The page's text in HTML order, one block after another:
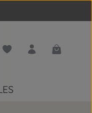
Du hast 0 Produkte auf